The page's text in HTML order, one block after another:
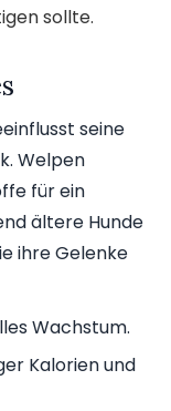
sollte.
seine
Welpen
für ein
ältere Hunde
ihre Gelenke
Wachstum.
Kalorien und